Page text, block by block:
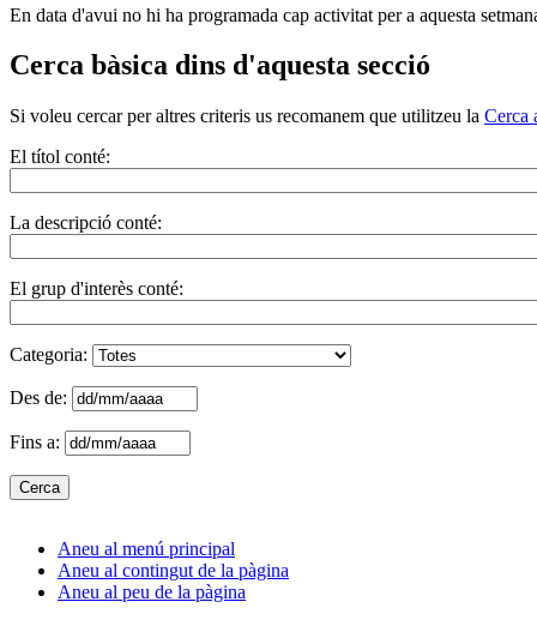
En data d'avui no hi ha programada cap activitat per a aquesta
Cerca bàsica dins d'aquesta secció
Si voleu cercar per altres criteris us recomanem que utilitzeu la Cerca
El títol conté:
La descripció conté:
El grup d'interès conté:
Categoria:
Des de:
Fins a:
Aneu al menú principal
Aneu al contingut de la pàgina
Aneu al peu de la pàgina